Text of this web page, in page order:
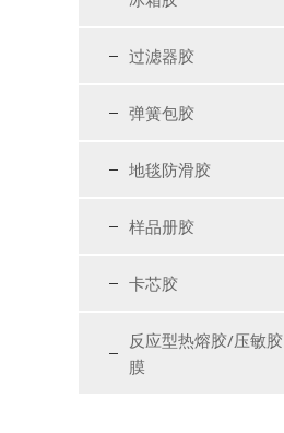
过滤器胶
弹簧包胶
地毯防滑胶
样品册胶
卡芯胶
反应型热熔胶/压敏胶
膜